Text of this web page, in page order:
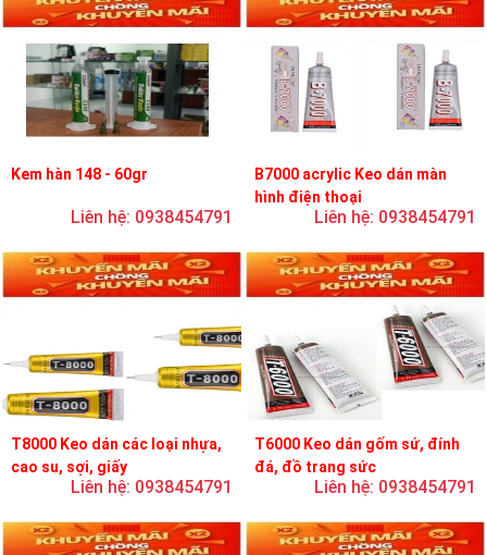
Kem hàn 148 - 60gr
Liên hệ: 0938454791
B7000 acrylic Keo dán màn
hình điện thoại
Liên hệ: 0938454791
T8000 Keo dán các loại nhựa,
cao su, sợi, giấy
Liên hệ: 0938454791
T6000 Keo dán gốm sứ, đính
đá, đồ trang sức
Liên hệ: 0938454791